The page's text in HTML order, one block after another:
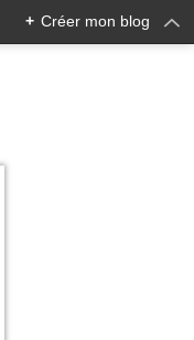
+ Créer mon blog